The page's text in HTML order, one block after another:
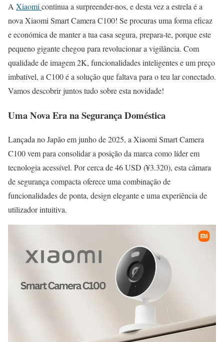
A Xiaomi continua a surpreender-nos, e desta vez a estrela é a
nova Xiaomi Smart Camera C100! Se procuras uma forma eficaz
e económica de manter a tua casa segura, prepara-te, porque este
pequeno gigante chegou para revolucionar a vigilância. Com
qualidade de imagem 2K, funcionalidades inteligentes e um preço
imbatível, a C100 é a solução que faltava para o teu lar conectado.
Vamos descobrir juntos tudo sobre esta novidade!
Uma Nova Era na Segurança Doméstica
Lançada no Japão em junho de 2025, a Xiaomi Smart Camera
C100 vem para consolidar a posição da marca como líder em
tecnologia acessível. Por cerca de 46 USD (¥3.320), esta câmara
de segurança compacta oferece uma combinação de
funcionalidades de ponta, design elegante e uma experiência de
utilizador intuitiva.